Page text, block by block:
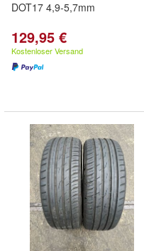
DOT17 4,9-5,7mm
129,95 €
Kostenloser Versand